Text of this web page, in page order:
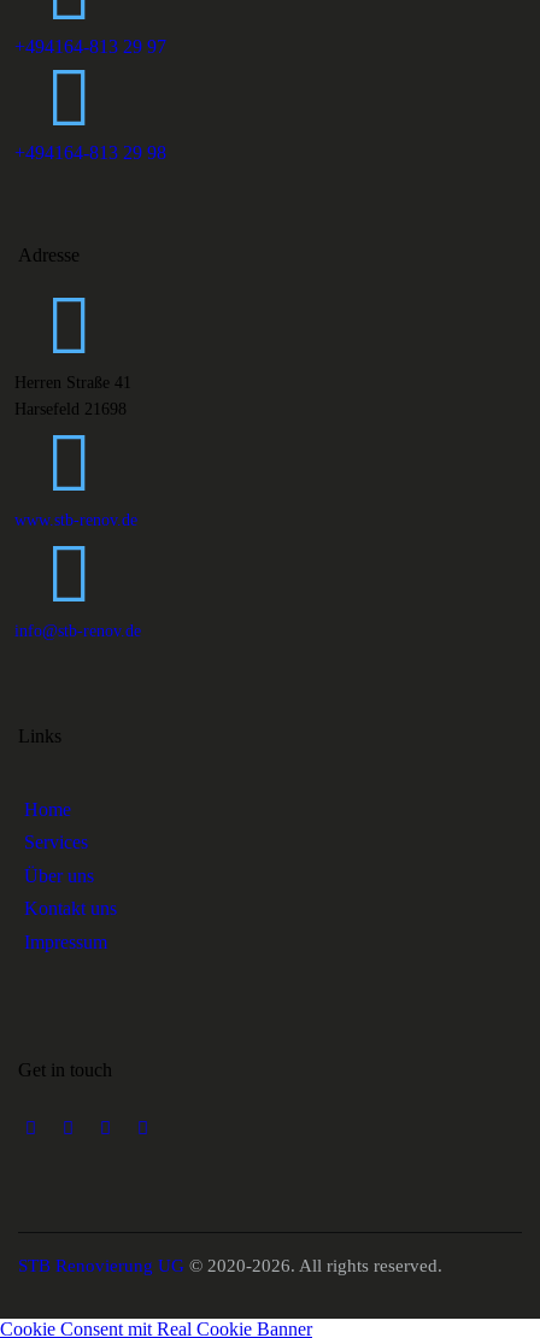
+494164-813 29 97
+494164-813 29 98
Adresse
Herren Straße 41
Harsefeld 21698
www.stb-renov.de
info@stb-renov.de
Links
Home
Services
Über uns
Kontakt uns
Impressum
Get in touch
STB Renovierung UG © 2020-2026. All rights reserved.
Cookie Consent mit Real Cookie Banner